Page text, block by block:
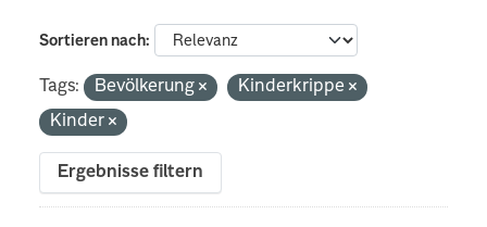
Sortieren nach
Tags: Bevölkerung
Kinderkrippe
Kinder
Ergebnisse filtern